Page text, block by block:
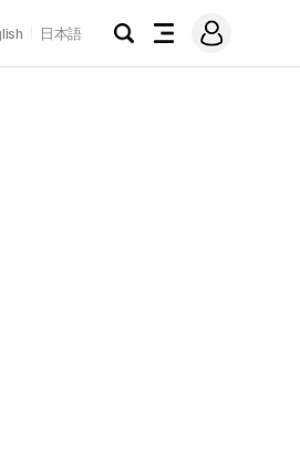
日本語
검
전
메
그